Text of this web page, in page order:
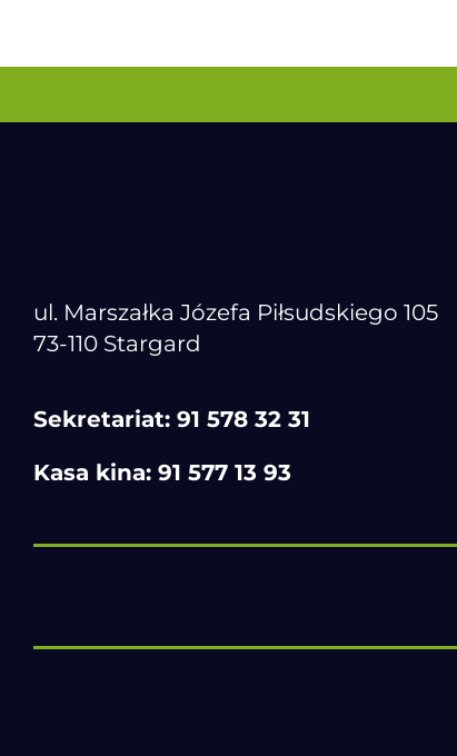
ul. Marszałka Józefa Piłsudskiego 105
73-110 Stargard
Sekretariat: 91 578 32 31
Kasa kina: 91 577 13 93